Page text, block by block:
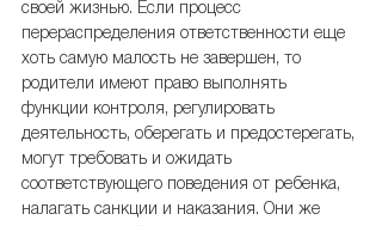
своей жизнью. Если процесс
перераспределения ответственности еще
хоть самую малость не завершен, то
родители имеют право выполнять
функции контроля, регулировать
деятельность, оберегать и предостерегать,
могут требовать и ожидать
соответствующего поведения от ребенка,
налагать санкции и наказания. Они же